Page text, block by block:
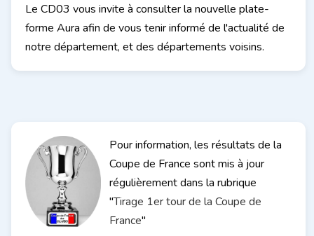
Le CD03 vous invite à consulter la nouvelle plate-
forme Aura afin de vous tenir informé de l'actualité de
notre département, et des départements voisins.
Pour information, les résultats de la
Coupe de France sont mis à jour
régulièrement dans la rubrique
"Tirage 1er tour de la Coupe de
France"